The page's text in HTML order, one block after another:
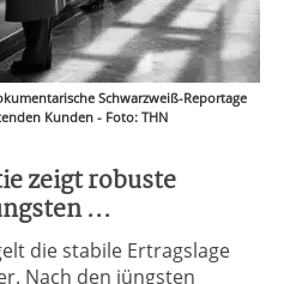
Schwarzweiß-Reportage
Kunden - Foto: THN
zeigt robuste
...
die stabile Ertragslage
Nach den jüngsten